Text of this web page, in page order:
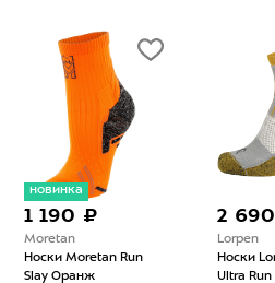
новинка
1 190 ₽
Moretan
Носки Moretan Run
Slay Оранж
2
Lorpen
Носки
Ultra Run